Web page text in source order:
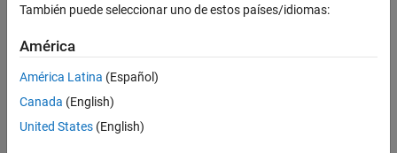
También puede seleccionar uno de estos países/idiomas:
América
América Latina (Español)
Canada (English)
United States (English)